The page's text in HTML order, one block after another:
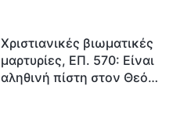
εξαφάνισης». Οι
καταστροφές χτυπούν.
Ξεκινά η αντίστροφη
Χριστιανικές βιωματικές
μαρτυρίες, ΕΠ. 570: Είναι
αληθινή πίστη στον Θεό